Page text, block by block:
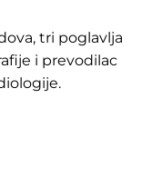
tri poglavlja
i prevodilac